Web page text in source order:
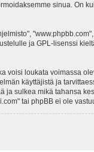
sinua. On
ja GPL-lisenssi
loukata voimassa
käyttäjistä ja
sulkea mikä tahansa
tai phpBB ei ole